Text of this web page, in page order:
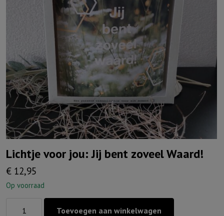
Lichtje voor jou: Jij bent zoveel Waard!
€ 12,95
Op voorraad
Toevoegen aan winkelwagen